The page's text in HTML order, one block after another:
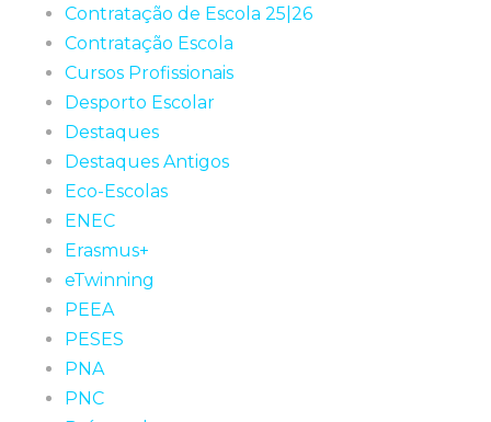
Contratação de Escola 25|26
Contratação Escola
Cursos Profissionais
Desporto Escolar
Destaques
Destaques Antigos
Eco-Escolas
ENEC
Erasmus+
eTwinning
PEEA
PESES
PNA
PNC